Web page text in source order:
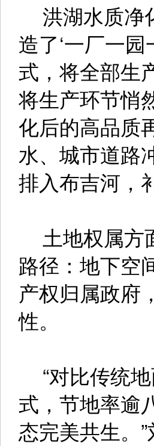
洪湖水质净
造了‘一厂一
式，将全部生
将生产环节悄
化后的高品质
水、城市道路
排入布吉河，
土地权属方
路径：地下空
产权归属政府
性。
“对比传统地
式，节地率逾
态完美共生。”